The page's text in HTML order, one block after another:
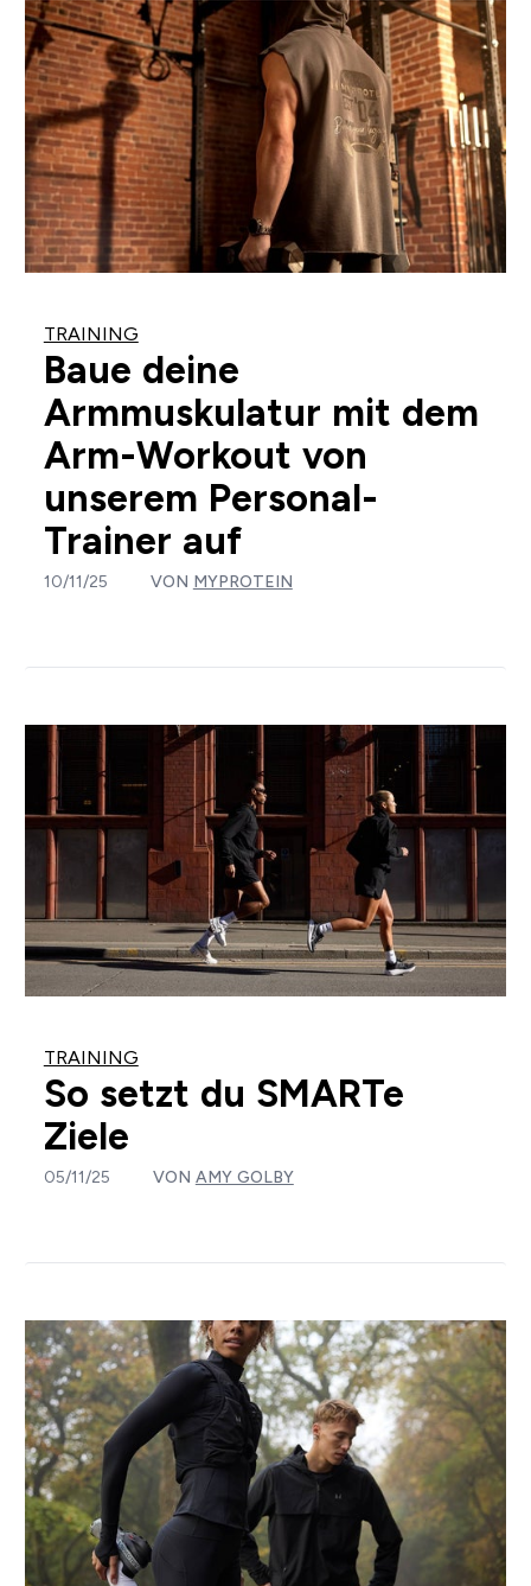
TRAINING
Baue deine
Armmuskulatur mit dem
Arm-Workout von
unserem Personal-
Trainer auf
10/11/25 VON MYPROTEIN
TRAINING
So setzt du SMARTe
Ziele
05/11/25 VON AMY GOLBY